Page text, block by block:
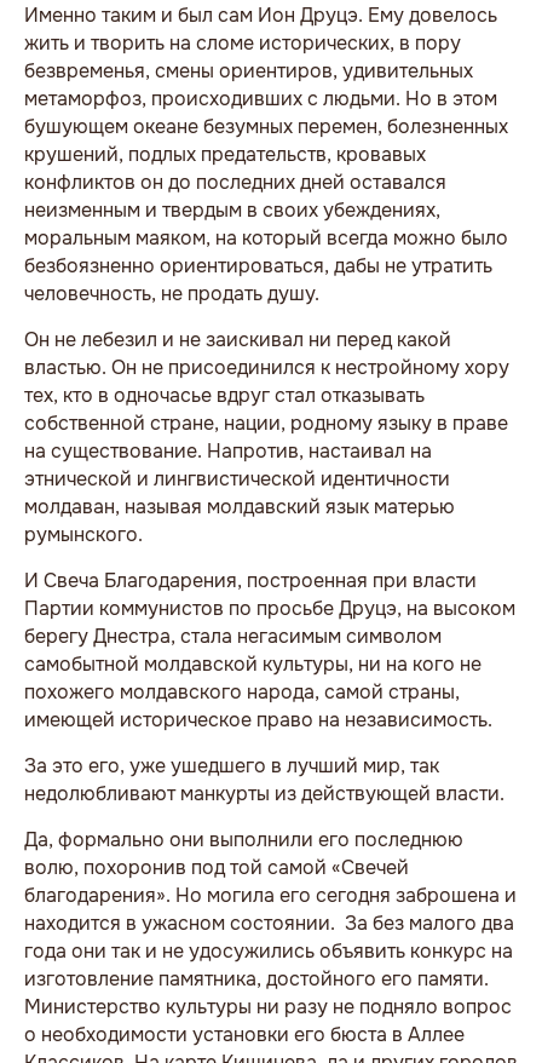
Именно таким и был сам Ион Друцэ. Ему довелось
жить и творить на сломе исторических, в пору
безвременья, смены ориентиров, удивительных
метаморфоз, происходивших с людьми. Но в этом
бушующем океане безумных перемен, болезненных
крушений, подлых предательств, кровавых
конфликтов он до последних дней оставался
неизменным и твердым в своих убеждениях,
моральным маяком, на который всегда можно было
безбоязненно ориентироваться, дабы не утратить
человечность, не продать душу.
Он не лебезил и не заискивал ни перед какой
властью. Он не присоединился к нестройному хору
тех, кто в одночасье вдруг стал отказывать
собственной стране, нации, родному языку в праве
на существование. Напротив, настаивал на
этнической и лингвистической идентичности
молдаван, называя молдавский язык матерью
румынского.
И Свеча Благодарения, построенная при власти
Партии коммунистов по просьбе Друцэ, на высоком
берегу Днестра, стала негасимым символом
самобытной молдавской культуры, ни на кого не
похожего молдавского народа, самой страны,
имеющей историческое право на независимость.
За это его, уже ушедшего в лучший мир, так
недолюбливают манкурты из действующей власти.
Да, формально они выполнили его последнюю
волю, похоронив под той самой «Свечей
благодарения». Но могила его сегодня заброшена и
находится в ужасном состоянии. За без малого два
года они так и не удосужились объявить конкурс на
изготовление памятника, достойного его памяти.
Министерство культуры ни разу не подняло вопрос
о необходимости установки его бюста в Аллее